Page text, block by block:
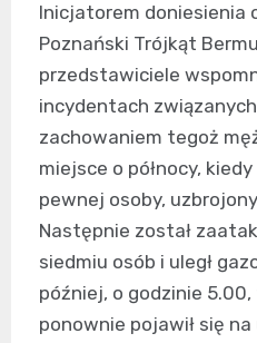
Inicjatorem doniesienia
Poznański Trójkąt
przedstawiciele
incydentach
zachowaniem tegoż
miejsce o północy,
pewnej osoby,
Następnie został
siedmiu osób i uległ
później, o godzinie
ponownie pojawił się